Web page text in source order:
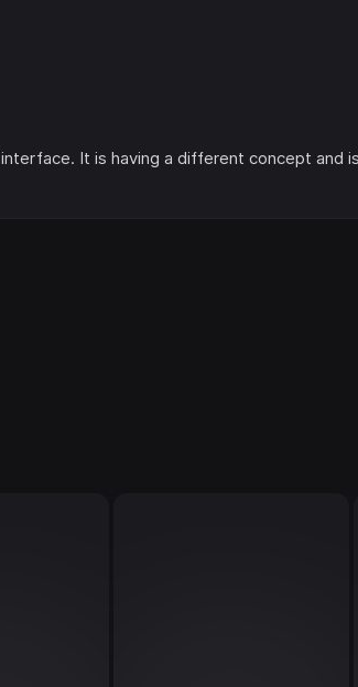
It is having a different concept and